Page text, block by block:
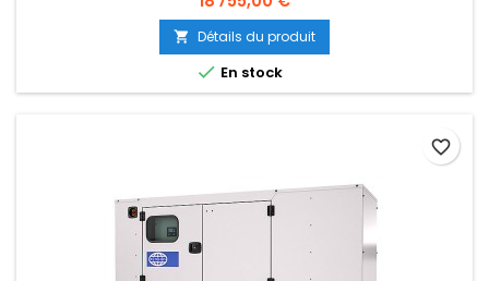
utilisation continue ou de secours. Facile à entretenir et à
utiliser.{gformbuilderpro:3}
 Détails du produit
 En stock
favorite_border